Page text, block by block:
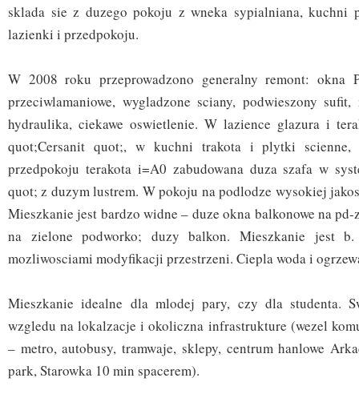
sklada sie z duzego pokoju z wneka sypialniana, kuchni
lazienki i przedpokoju.
W 2008 roku przeprowadzono generalny remont: okna
przeciwlamaniowe, wygladzone sciany, podwieszony
hydraulika, ciekawe oswietlenie. W lazience glazura i
quot;Cersanit quot;, w kuchni trakota i plytki
przedpokoju terakota i=A0 zabudowana duza szafa w
quot; z duzym lustrem. W pokoju na podlodze wysokiej
Mieszkanie jest bardzo widne – duze okna balkonowe na
na zielone podworko; duzy balkon. Mieszkanie jest
mozliwosciami modyfikacji przestrzeni. Ciepla woda i
Mieszkanie idealne dla mlodej pary, czy dla studenta.
wzgledu na lokalzacje i okoliczna infrastrukture (wezel
– metro, autobusy, tramwaje, sklepy, centrum hanlowe
park, Starowka 10 min spacerem).